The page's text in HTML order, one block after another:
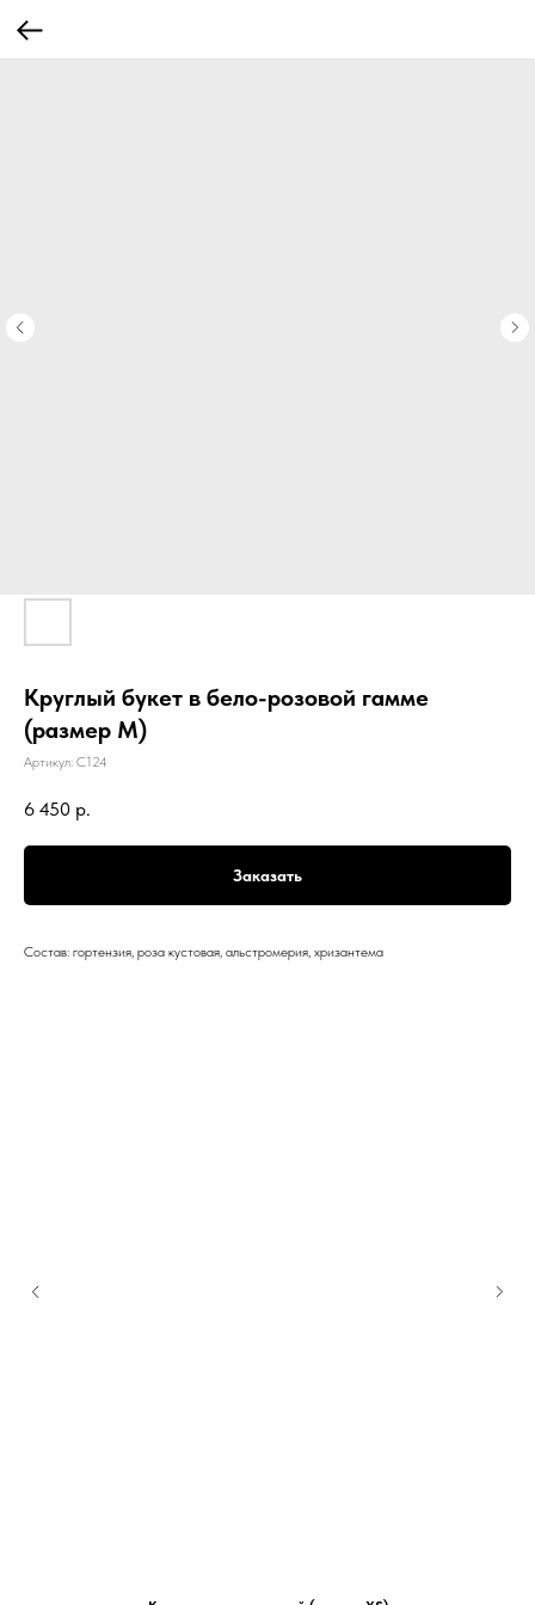
Круглый букет в бело-розовой гамме
(размер М)
Артикул: С124
6 450 р.
Заказать
Состав: гортензия, роза кустовая, альстромерия, хризантема